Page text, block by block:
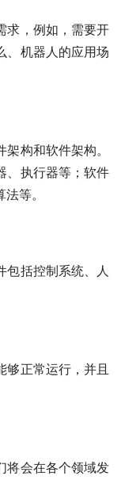
求，例如，需要开
、机器人的应用场
构和软件架构。
、执行器等；软件
等。
包括控制系统、人
够正常运行，并且
将会在各个领域发